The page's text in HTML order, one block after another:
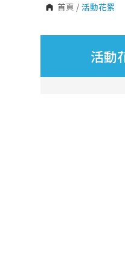
首頁 / 活動花絮
活動